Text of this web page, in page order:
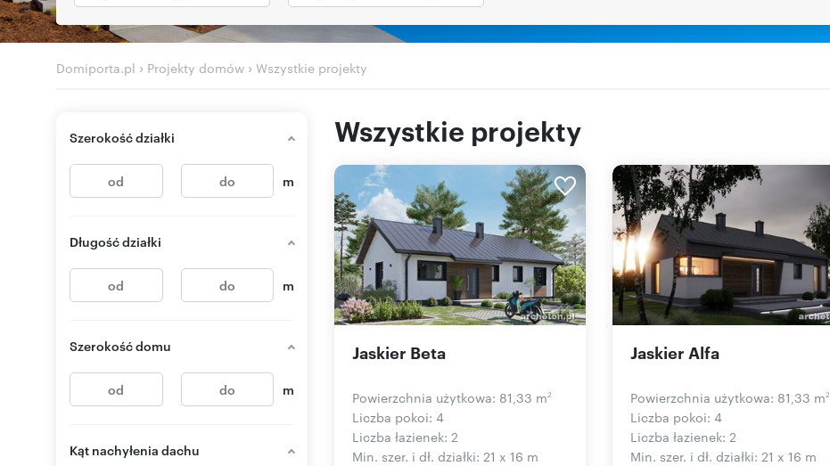
Domiporta.pl › Projekty domów › Wszystkie projekty
Szerokość działki
m
Długość działki
m
Szerokość domu
m
Kąt nachyłenia dachu
Wszystkie projekty
Jaskier Beta
Powierzchnia użytkowa: 81,33 m2
Liczba pokoi: 4
Liczba łazienek: 2
Min. szer. i dł. działki: 21 x 16 m
Jaskier Alfa
Powierzchnia użytkowa: 81,33 m2
Liczba pokoi: 4
Liczba łazienek: 2
Min. szer. i dł. działki: 21 x 16 m